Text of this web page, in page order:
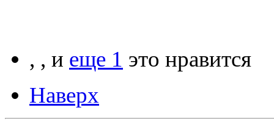
, , и еще 1 это нравится
Наверх